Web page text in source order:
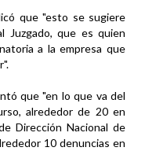
que "esto se sugiere
Juzgado, que es quien
a la empresa que
que "en lo que va del
alrededor de 20 en
Dirección Nacional de
10 denuncias en